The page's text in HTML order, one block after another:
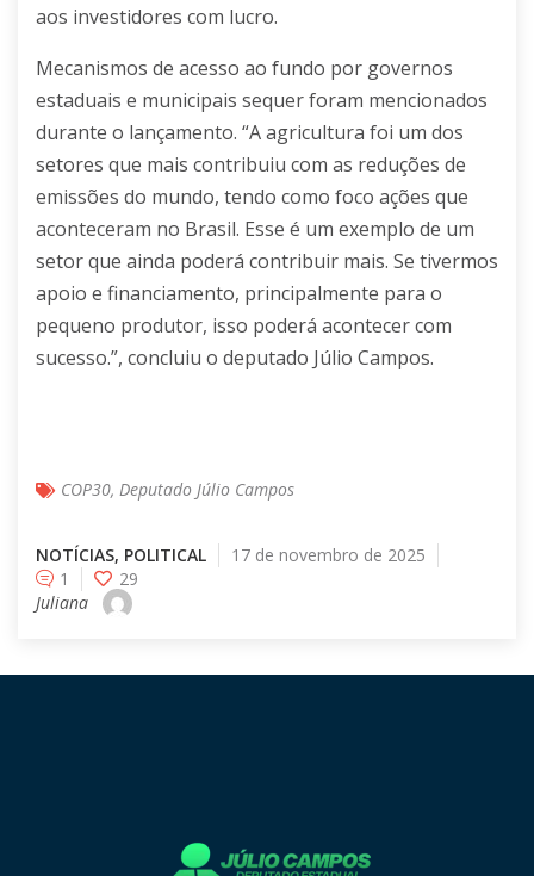
aos investidores com lucro.
Mecanismos de acesso ao fundo por governos
estaduais e municipais sequer foram mencionados
durante o lançamento. “A agricultura foi um dos
setores que mais contribuiu com as reduções de
emissões do mundo, tendo como foco ações que
aconteceram no Brasil. Esse é um exemplo de um
setor que ainda poderá contribuir mais. Se tivermos
apoio e financiamento, principalmente para o
pequeno produtor, isso poderá acontecer com
sucesso.”, concluiu o deputado Júlio Campos.
COP30, Deputado Júlio Campos
NOTÍCIAS, POLITICAL
17 de novembro de 2025
1
29
Juliana